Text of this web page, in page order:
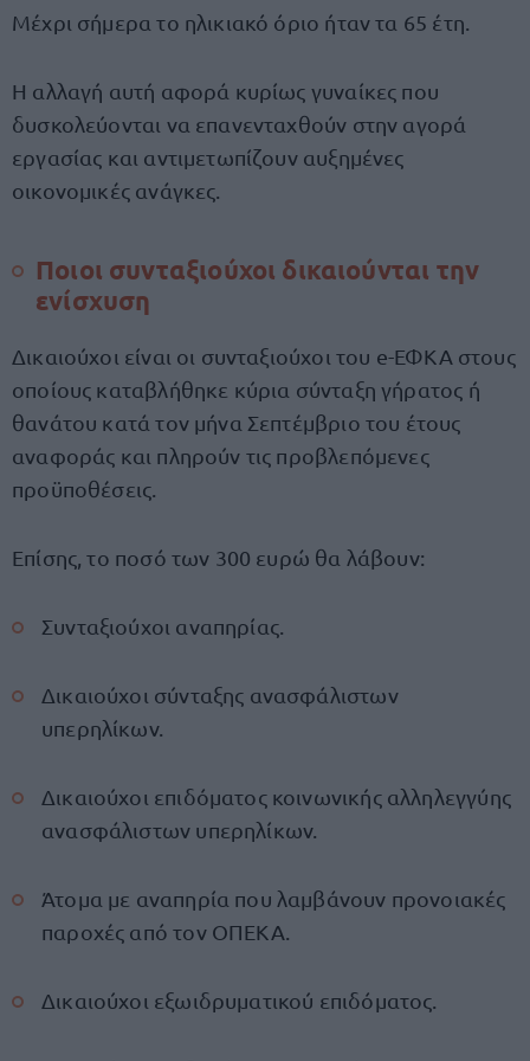
Μέχρι σήμερα το ηλικιακό όριο ήταν τα 65 έτη.
Η αλλαγή αυτή αφορά κυρίως γυναίκες που
δυσκολεύονται να επανενταχθούν στην αγορά
εργασίας και αντιμετωπίζουν αυξημένες
οικονομικές ανάγκες.
Ποιοι συνταξιούχοι δικαιούνται την
ενίσχυση
Δικαιούχοι είναι οι συνταξιούχοι του e-ΕΦΚΑ στους
οποίους καταβλήθηκε κύρια σύνταξη γήρατος ή
θανάτου κατά τον μήνα Σεπτέμβριο του έτους
αναφοράς και πληρούν τις προβλεπόμενες
προϋποθέσεις.
Επίσης, το ποσό των 300 ευρώ θα λάβουν:
Συνταξιούχοι αναπηρίας.
Δικαιούχοι σύνταξης ανασφάλιστων
υπερηλίκων.
Δικαιούχοι επιδόματος κοινωνικής αλληλεγγύης
ανασφάλιστων υπερηλίκων.
Άτομα με αναπηρία που λαμβάνουν προνοιακές
παροχές από τον ΟΠΕΚΑ.
Δικαιούχοι εξωιδρυματικού επιδόματος.